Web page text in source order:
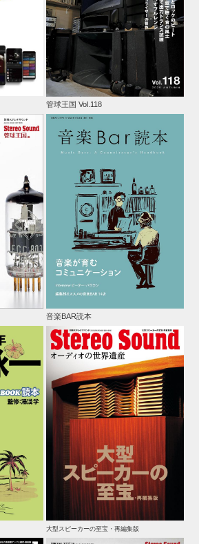
管球王国 Vol.118
音楽BAR読本
大型スピーカーの至宝・再編集版